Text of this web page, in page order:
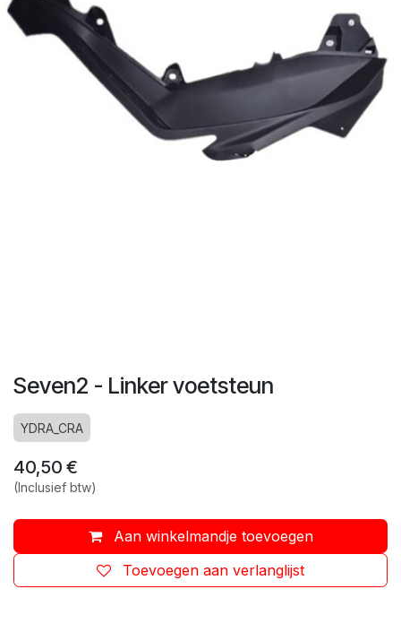
Seven2 - Linker voetsteun
YDRA_CRA
40,50 €
(Inclusief btw)
Aan winkelmandje toevoegen
Toevoegen aan verlanglijst